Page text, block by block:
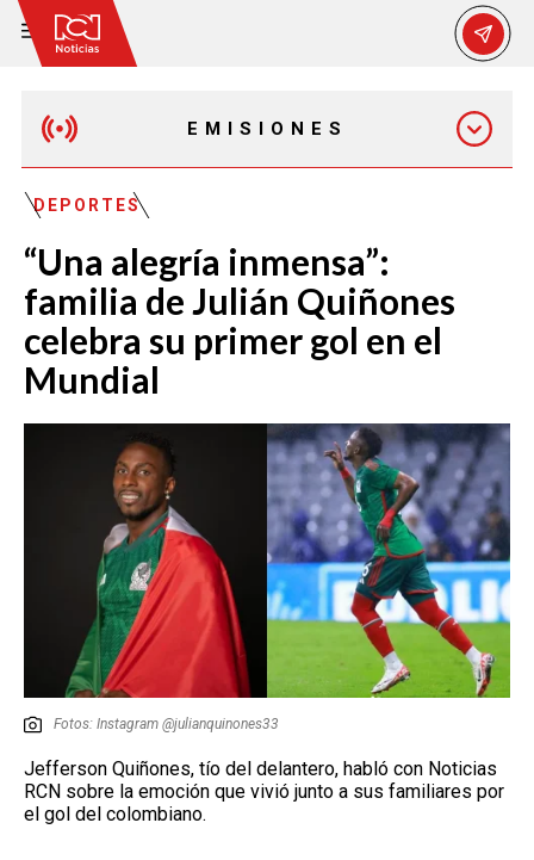
EMISIONES
EMISIÓN 12:30 PM
EMISIÓN 7:00 PM
EMISIÓN 11:30 PM
DEPORTES
“Una alegría inmensa”:
familia de Julián Quiñones
celebra su primer gol en el
Mundial
Fotos: Instagram @julianquinones33
Jefferson Quiñones, tío del delantero, habló con Noticias
RCN sobre la emoción que vivió junto a sus familiares por
el gol del colombiano.